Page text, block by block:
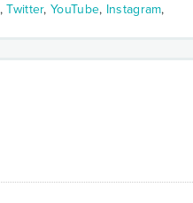
,Twitter,YouTube, Instagram,